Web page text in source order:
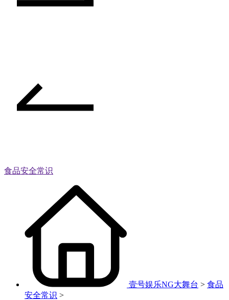
食品安全常识
壹号娱乐NG大舞台 > 食品
安全常识 >